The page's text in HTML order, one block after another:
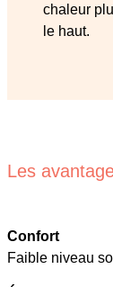
chaleur
le haut.
Les
Confort
Faible niveau